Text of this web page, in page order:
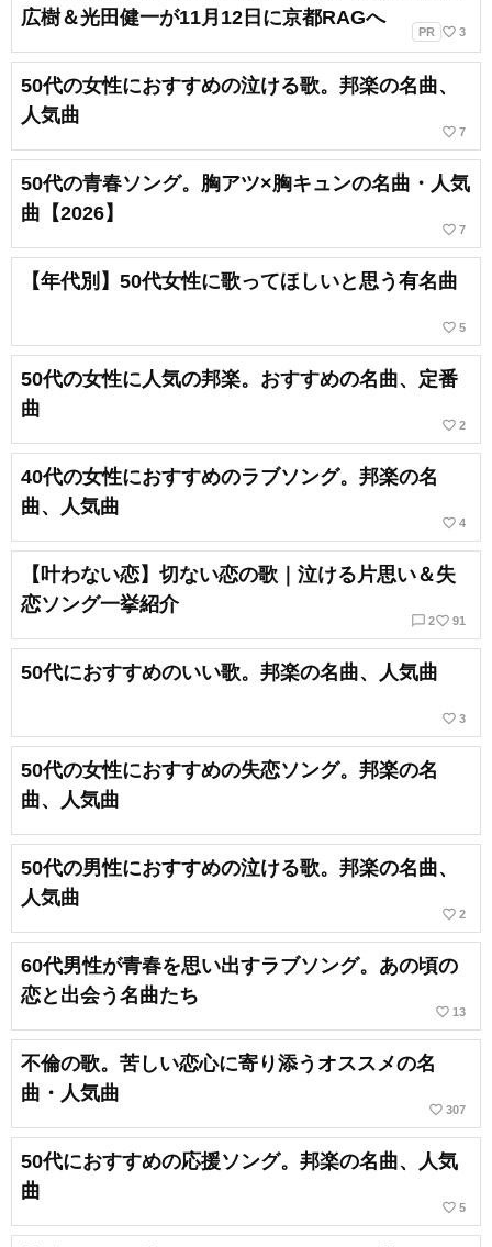
広樹＆光田健一が11月12日に京都RAGへ
PR favorite_border 3
50代の女性におすすめの泣ける歌。邦楽の名曲、
人気曲
favorite_border 7
50代の青春ソング。胸アツ×胸キュンの名曲・人気
曲【2026】
favorite_border 7
【年代別】50代女性に歌ってほしいと思う有名曲
favorite_border 5
50代の女性に人気の邦楽。おすすめの名曲、定番
曲
favorite_border 2
40代の女性におすすめのラブソング。邦楽の名
曲、人気曲
favorite_border 4
【叶わない恋】切ない恋の歌｜泣ける片思い＆失
恋ソング一挙紹介
chat_bubble_outline 2favorite_border 91
50代におすすめのいい歌。邦楽の名曲、人気曲
favorite_border 3
50代の女性におすすめの失恋ソング。邦楽の名
曲、人気曲
50代の男性におすすめの泣ける歌。邦楽の名曲、
人気曲
favorite_border 2
60代男性が青春を思い出すラブソング。あの頃の
恋と出会う名曲たち
favorite_border 13
不倫の歌。苦しい恋心に寄り添うオススメの名
曲・人気曲
favorite_border 307
50代におすすめの応援ソング。邦楽の名曲、人気
曲
favorite_border 5